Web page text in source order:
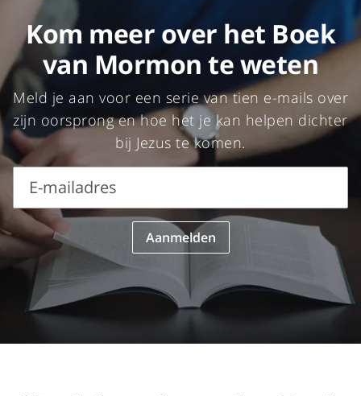
Kom meer over het Boek
van Mormon te weten
Meld je aan voor een serie van tien e-mails over
zijn oorsprong en hoe het je kan helpen dichter
bij Jezus te komen.
E-mailadres
E-
mailadres
Aanmelden